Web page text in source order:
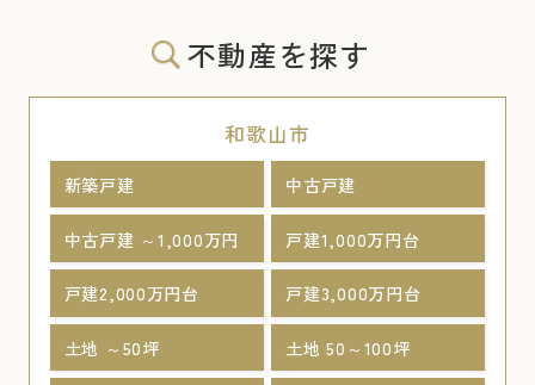
不動産を探す
和歌山市
新築戸建 中古戸建
中古戸建 ～1,000万円 戸建1,000万円台
戸建2,000万円台 戸建3,000万円台
土地 ～50坪 土地 50～100坪